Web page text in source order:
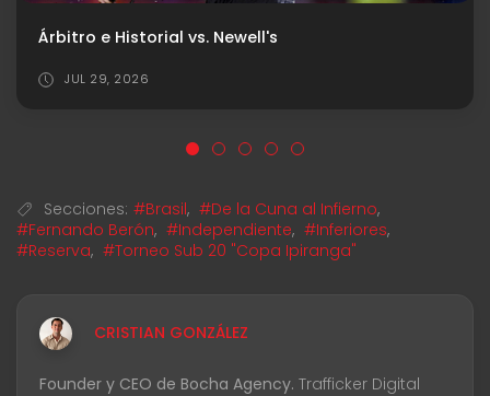
Último antecedente vs. Estudiantes (LP)
JUL 24, 2026
Secciones: #Brasil, #De la Cuna al Infierno,
#Fernando Berón, #Independiente, #Inferiores,
#Reserva, #Torneo Sub 20 "Copa Ipiranga"
CRISTIAN GONZÁLEZ
Founder y CEO de Bocha Agency. Trafficker Digital